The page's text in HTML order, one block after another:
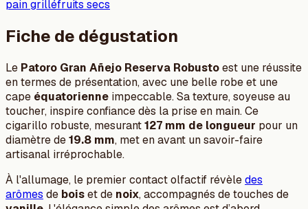
pain grilléfruits secs
Fiche de dégustation
Le Patoro Gran Añejo Reserva Robustoest une réussite
en termes de présentation, avec une belle robe et une
cape équatorienne impeccable. Sa texture, soyeuse au
toucher, inspire confiance dès la prise en main. Ce
cigarillo robuste, mesurant127 mm de longueur pour un
diamètre de19.8 mm, met en avant un savoir-faire
artisanal irréprochable.
À l'allumage, le premier contact olfactif révèledes
arômes de boiset de noix, accompagnés de touches de